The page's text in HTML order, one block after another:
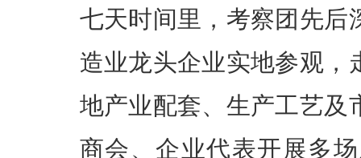
七天时间里，考察团先后
造业龙头企业实地参观，
地产业配套、生产工艺及
商会、企业代表开展多